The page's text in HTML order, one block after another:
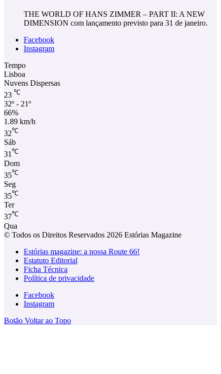
THE WORLD OF HANS ZIMMER – PART II: A NEW
DIMENSION com lançamento previsto para 31 de janeiro.
Facebook
Instagram
Tempo
Lisboa
Nuvens Dispersas
23 ℃
32º - 21º
66%
1.89 km/h
32℃
Sáb
31℃
Dom
35℃
Seg
35℃
Ter
37℃
Qua
© Todos os Direitos Reservados 2026 Estórias Magazine
Estórias magazine: a nossa Route 66!
Estatuto Editorial
Ficha Técnica
Política de privacidade
Facebook
Instagram
Botão Voltar ao Topo